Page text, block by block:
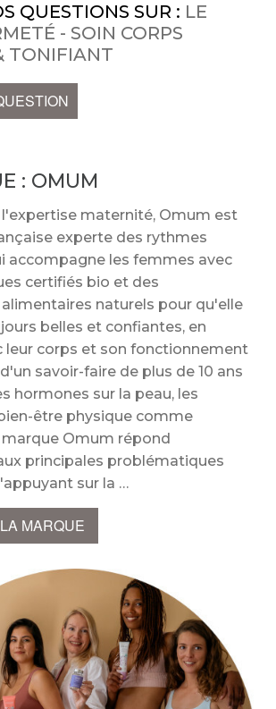
QUESTIONS SUR : LE
- SOIN CORPS
TONIFIANT
: OMUM
maternité, Omum est
experte des rythmes
accompagne les femmes avec
certifiés bio et des
naturels pour qu'elle
belles et confiantes, en
leur corps et son fonctionnement
savoir-faire de plus de 10 ans
hormones sur la peau, les
être physique comme
Omum répond
principales problématiques
sur la
MARQUE